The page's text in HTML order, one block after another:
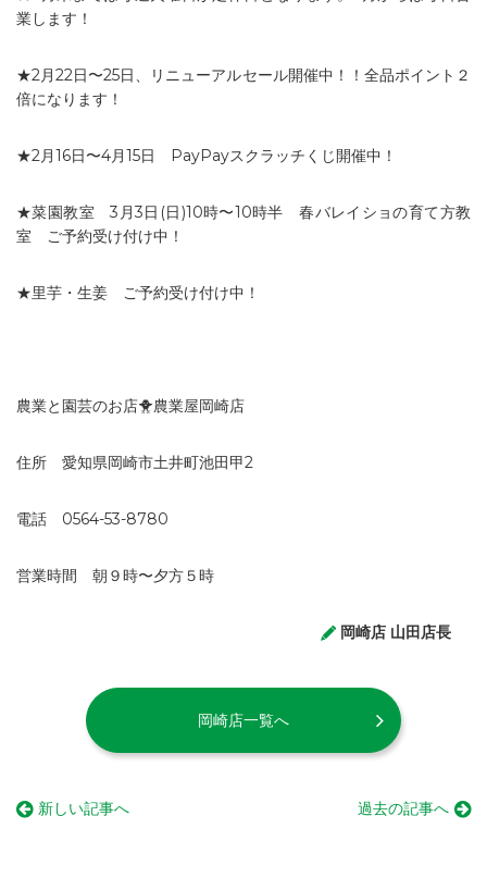
業します！
★2月22日〜25日、リニューアルセール開催中！！全品ポイント２
倍になります！
★2月16日〜4月15日 PayPayスクラッチくじ開催中！
★菜園教室 3月3日(日)10時〜10時半 春バレイショの育て方教
室 ご予約受け付け中！
★里芋・生姜 ご予約受け付け中！
農業と園芸のお店🐥農業屋岡崎店
住所 愛知県岡崎市土井町池田甲2
電話 0564-53-8780
営業時間 朝９時〜夕方５時
岡崎店 山田店長
岡崎店一覧へ
新しい記事へ 過去の記事へ